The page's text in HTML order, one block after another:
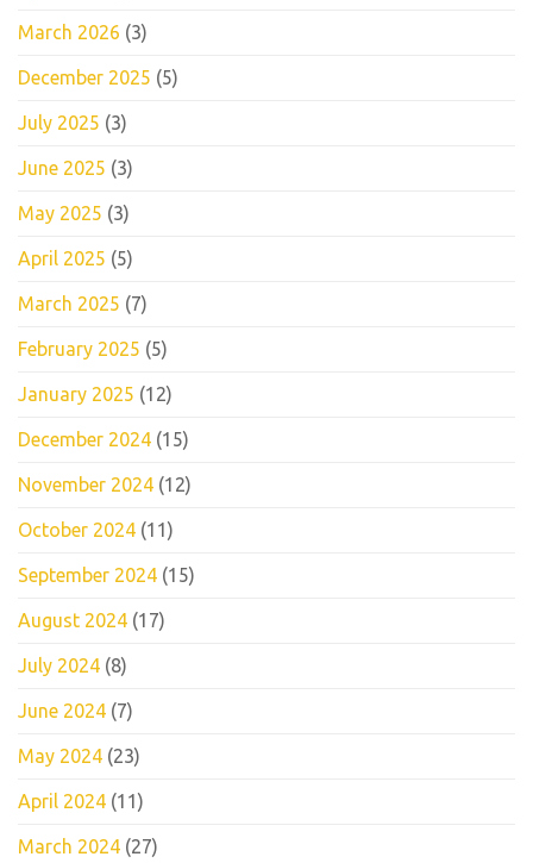
March 2026 (3)
December 2025 (5)
July 2025 (3)
June 2025 (3)
May 2025 (3)
April 2025 (5)
March 2025 (7)
February 2025 (5)
January 2025 (12)
December 2024 (15)
November 2024 (12)
October 2024 (11)
September 2024 (15)
August 2024 (17)
July 2024 (8)
June 2024 (7)
May 2024 (23)
April 2024 (11)
March 2024 (27)